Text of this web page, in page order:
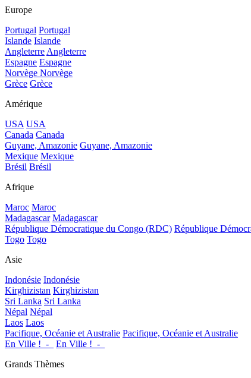
Europe
Portugal Portugal
Islande Islande
Angleterre Angleterre
Espagne Espagne
Norvège Norvège
Grèce Grèce
Amérique
USA USA
Canada Canada
Guyane, Amazonie Guyane, Amazonie
Mexique Mexique
Brésil Brésil
Afrique
Maroc Maroc
Madagascar Madagascar
République Démocratique du Congo (RDC) République
Togo Togo
Asie
Indonésie Indonésie
Kirghizistan Kirghizistan
Sri Lanka Sri Lanka
Népal Népal
Laos Laos
Pacifique, Océanie et Australie Pacifique, Océanie et Australie
En Ville !_-_
En Ville !_-_
Grands Thèmes